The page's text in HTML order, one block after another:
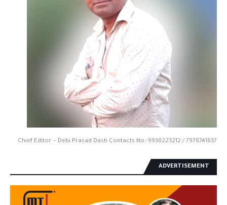
Chief Editor :- Debi Prasad Dash Contacts No:-9938223212 / 7978741837
ADVERTISEMENT